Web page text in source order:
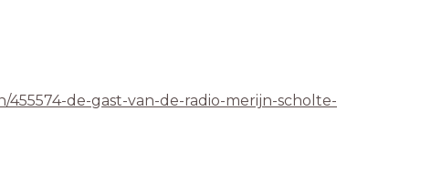
de-gast-van-de-radio-merijn-scholte-